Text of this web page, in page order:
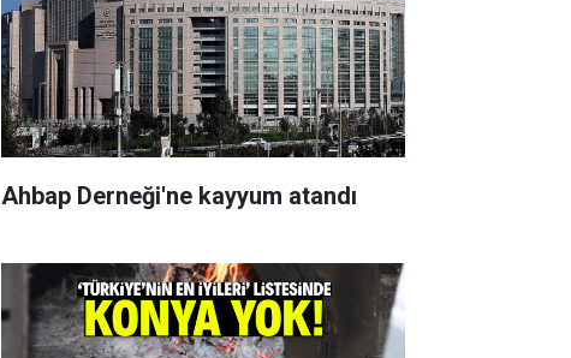
Ahbap Derneği'ne kayyum atandı